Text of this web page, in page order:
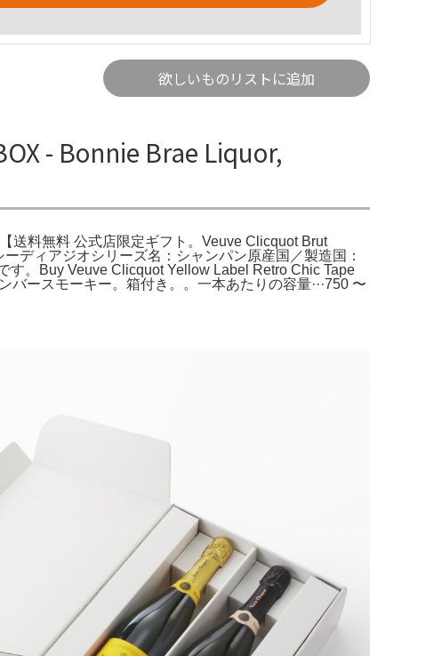
欲しいものリストに追加
- Bonnie Brae Liquor,
送料無料 公式店限定ギフト。Veuve Clicquot Brut
ディアジオシリーズ名：シャンパン原産国／製造国：
。Buy Veuve Clicquot Yellow Label Retro Chic Tape
スモーキー。箱付き。。一本あたりの容量···750 〜